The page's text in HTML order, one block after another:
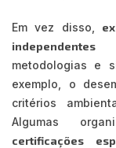
Em vez disso,
independentes
metodologias e
exemplo, o
critérios
Algumas
certificações